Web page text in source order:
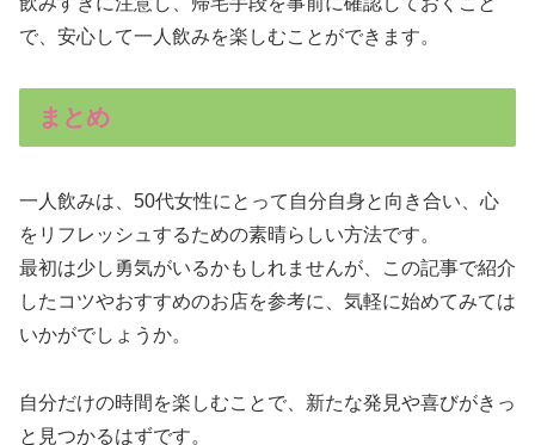
で、安心して一人飲みを楽しむことができます。
まとめ
一人飲みは、50代女性にとって自分自身と向き合い、心
をリフレッシュするための素晴らしい方法です。
最初は少し勇気がいるかもしれませんが、この記事で紹介
したコツやおすすめのお店を参考に、気軽に始めてみては
いかがでしょうか。
自分だけの時間を楽しむことで、新たな発見や喜びがきっ
と見つかるはずです。